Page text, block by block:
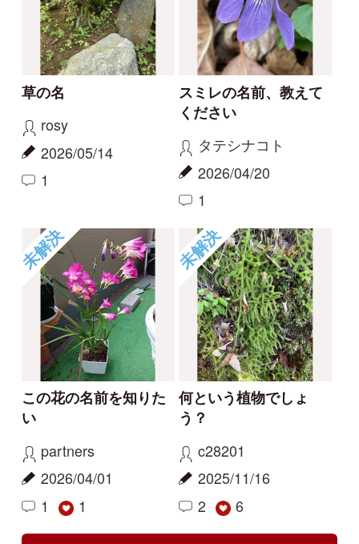
報告のスレッド
ハマハナヤスリ
kayo
2026/06/06
0
ハマハナヤスリ
コナギ、ミズアオイど
ちらでしょうか。
カモノハシ
2024/09/19
ミズアオイ
センボンヤリが咲きま フタバムグラ属の外来